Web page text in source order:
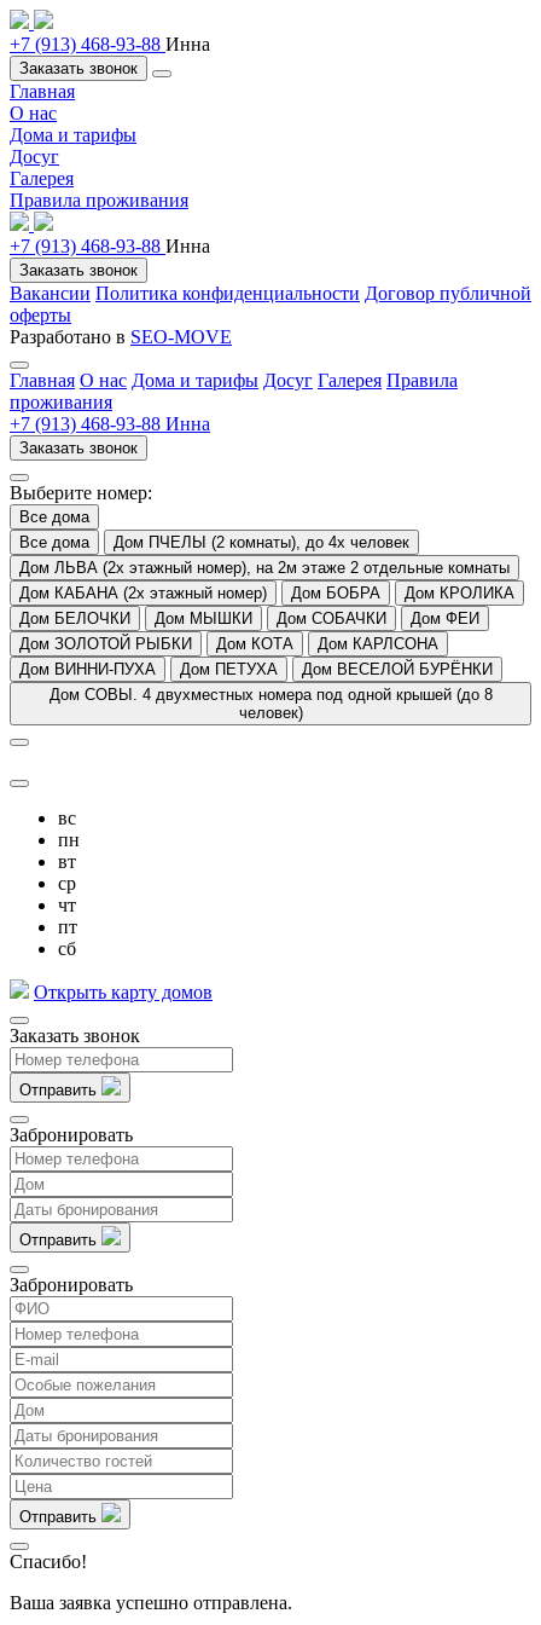
+7 (913) 468-93-88 Инна
Заказать звонок
Главная
О нас
Дома и тарифы
Досуг
Галерея
Правила проживания
+7 (913) 468-93-88 Инна
Заказать звонок
Вакансии Политика конфиденциальности Договор публичной
оферты
Разработано в SEO-MOVE
Главная О нас Дома и тарифы Досуг Галерея Правила
проживания
+7 (913) 468-93-88 Инна
Заказать звонок
Выберите номер:
Все дома
Все дома
Дом ПЧЕЛЫ (2 комнаты), до 4х человек
Дом ЛЬВА (2х этажный номер), на 2м этаже 2 отдельные комнаты
Дом КАБАНА (2х этажный номер)
Дом БОБРА
Дом КРОЛИКА
Дом БЕЛОЧКИ
Дом МЫШКИ Дом СОБАЧКИ
Дом ФЕИ
Дом ЗОЛОТОЙ РЫБКИ
Дом КОТА
Дом КАРЛСОНА
Дом ВИННИ-ПУХА
Дом ПЕТУХА
Дом ВЕСЕЛОЙ БУРЁНКИ
Дом СОВЫ. 4 двухместных номера под одной крышей (до 8
человек)
вс
пн
вт
ср
чт
пт
сб
Открыть карту домов
Заказать звонок
Отправить
Забронировать
Отправить
Забронировать
Отправить
Спасибо!
Ваша заявка успешно отправлена.